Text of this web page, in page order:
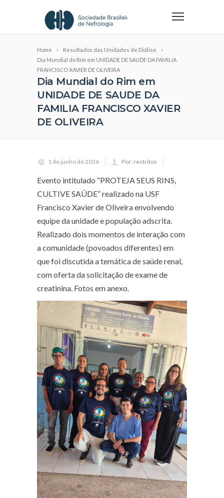
Home
Resultados das Unidades de Diálise
Dia Mundial do Rim em UNIDADE DE SAUDE DA FAMILIA
FRANCISCO XAVIER DE OLIVEIRA
Dia Mundial do Rim em
UNIDADE DE SAUDE DA
FAMILIA FRANCISCO XAVIER
DE OLIVEIRA
1 de junho de 2026 Por: restritos
Evento intitulado “PROTEJA SEUS RINS,
CULTIVE SAÚDE” realizado na USF
Francisco Xavier de Oliveira envolvendo
equipe da unidade e população adscrita.
Realizado dois momentos de interação com
a comunidade (povoados diferentes) em
que foi discutida a temática de saúde renal,
com oferta da solicitação de exame de
creatinina. Fotos em anexo.